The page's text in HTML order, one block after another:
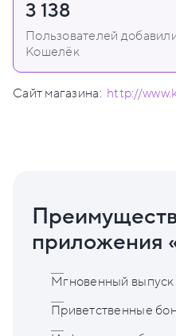
3 138
Пользователей
Кошелёк
Сайт магазина: http://
приложения
Мгновенный выпуск
Приветственные